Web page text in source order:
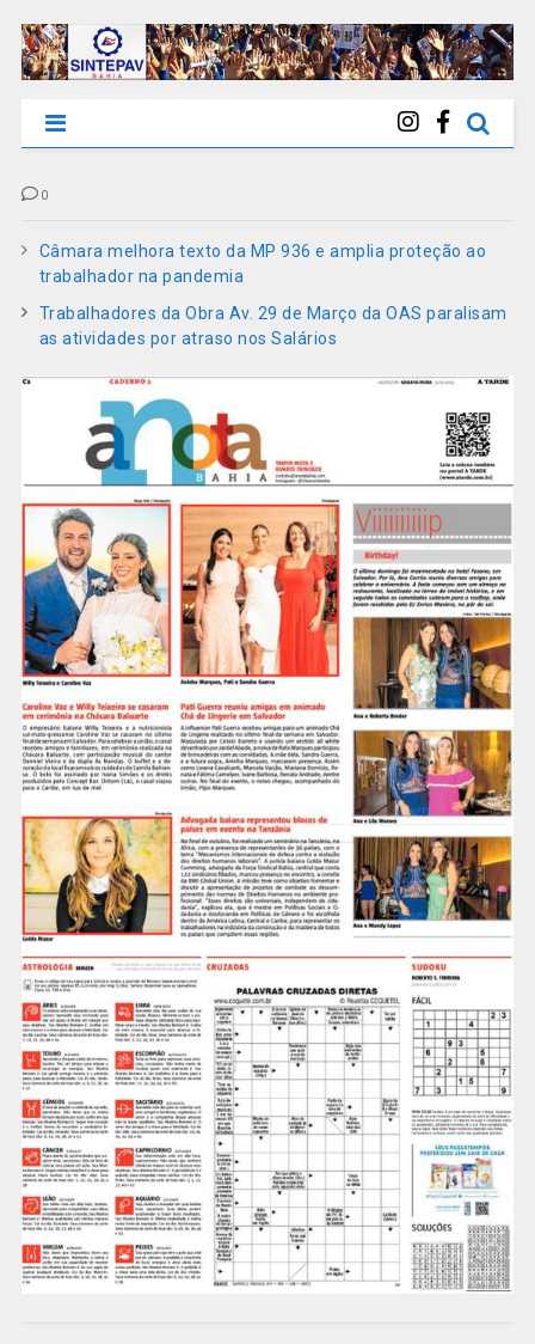
0
Câmara melhora texto da MP 936 e amplia proteção ao
trabalhador na pandemia
Trabalhadores da Obra Av. 29 de Março da OAS paralisam
as atividades por atraso nos Salários